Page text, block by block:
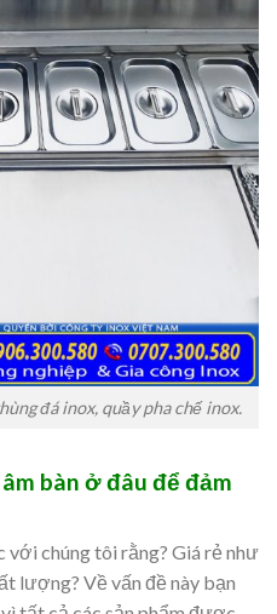
đá inox, quầy pha chế inox.
bàn ở đâu để đảm
với chúng tôi rằng? Giá rẻ như
lượng? Về vấn đề này bạn